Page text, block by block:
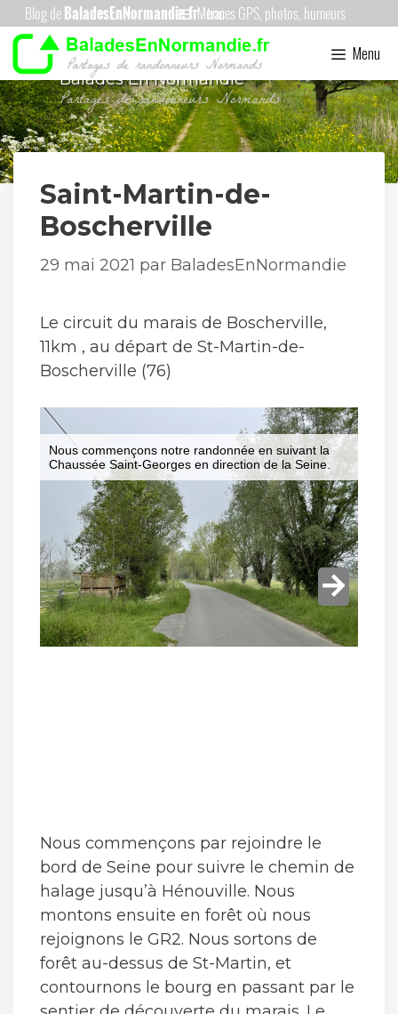
Aller
au
contenu
Menu
Menu
Balades En Normandie
Saint-Martin-de-
Boscherville
29 mai 2021 par BaladesEnNormandie
Le circuit du marais de Boscherville,
11km , au départ de St-Martin-de-
Boscherville (76)
Nous commençons par rejoindre le
bord de Seine pour suivre le chemin de
halage jusqu’à Hénouville. Nous
montons ensuite en forêt où nous
rejoignons le GR2. Nous sortons de
forêt au-dessus de St-Martin, et
contournons le bourg en passant par le